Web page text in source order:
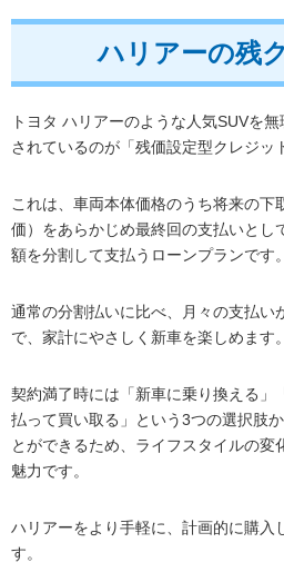
ハリアーの残
トヨタ ハリアーのような人気SUVを
されているのが「残価設定型クレジッ
これは、車両本体価格のうち将来の下
価）をあらかじめ最終回の支払いとし
額を分割して支払うローンプランです。
通常の分割払いに比べ、月々の支払い
で、家計にやさしく新車を楽しめます。
契約満了時には「新車に乗り換える」
払って買い取る」という3つの選択肢
とができるため、ライフスタイルの変
魅力です。
ハリアーをより手軽に、計画的に購入
す。